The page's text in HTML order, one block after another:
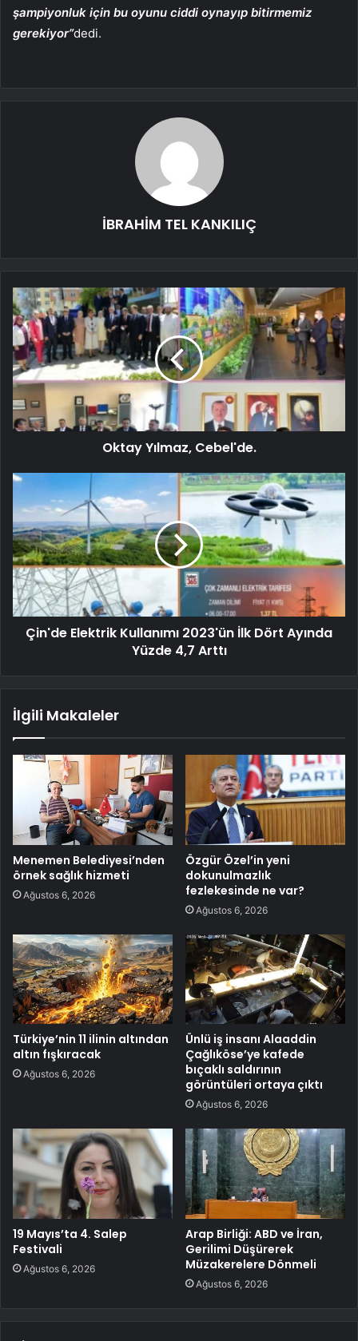
şampiyonluk için bu oyunu ciddi oynayıp bitirmemiz
gerekiyor”dedi.
İBRAHİM TEL KANKILIÇ
Oktay Yılmaz, Cebel'de.
Çin'de Elektrik Kullanımı 2023'ün İlk Dört Ayında
Yüzde 4,7 Arttı
İlgili Makaleler
Menemen Belediyesi’nden
örnek sağlık hizmeti
Ağustos 6, 2026
Özgür Özel’in yeni
dokunulmazlık
fezlekesinde ne var?
Ağustos 6, 2026
Türkiye’nin 11 ilinin altından
altın fışkıracak
Ağustos 6, 2026
Ünlü iş insanı Alaaddin
Çağlıköse’ye kafede
bıçaklı saldırının
görüntüleri ortaya çıktı
Ağustos 6, 2026
19 Mayıs’ta 4. Salep
Festivali
Ağustos 6, 2026
Arap Birliği: ABD ve İran,
Gerilimi Düşürerek
Müzakerelere Dönmeli
Ağustos 6, 2026